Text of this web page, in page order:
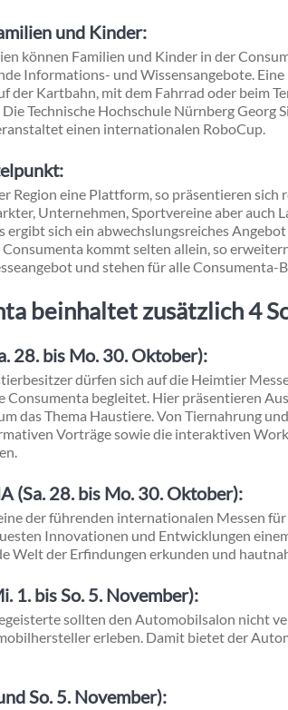
und Kinder:
können Familien und Kinder in der
Informations- und Wissensangebote.
der Kartbahn, mit dem Fahrrad oder beim
Technische Hochschule Nürnberg Georg
einen internationalen RoboCup.
Region eine Plattform, so präsentieren
Unternehmen, Sportvereine aber auch
ergibt sich ein abwechslungsreiches
kommt selten allein, so
und stehen für alle Consumenta-
beinhaltet zusätzlich 4
28. bis Mo. 30. Oktober):
dürfen sich auf die Heimtier
Consumenta begleitet. Hier präsentieren
das Thema Haustiere. Von Tiernahrung
Vorträge sowie die interaktiven
(Sa. 28. bis Mo. 30. Oktober):
der führenden internationalen Messen
Innovationen und Entwicklungen
Welt der Erfindungen erkunden und
1. bis So. 5. November):
sollten den Automobilsalon nicht
erleben. Damit bietet der
So. 5. November):